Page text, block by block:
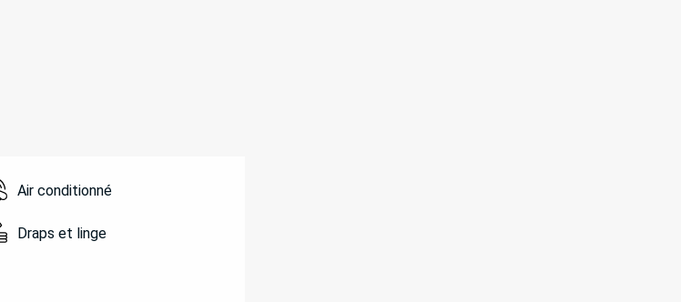
Air conditionné
Draps et linge